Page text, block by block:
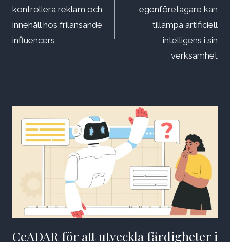
kontrollera reklam och
innehåll hos frilansande
influencers
egenföretagare kan
tillämpa artificiell
intelligens i sin
verksamhet
CeADAR för att utveckla färdigheter i